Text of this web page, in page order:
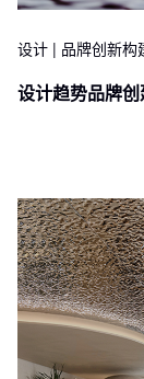
设计 | 品牌创新构
设计趋势品牌